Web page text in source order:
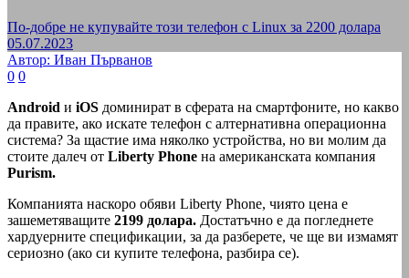
По-добре не купувайте този телефон с Linux за 2200 долара
05.07.2023
Автор: Иван Първанов
0 0
Android и iOS доминират в сферата на смартфоните, но какво
да правите, ако искате телефон с алтернативна операционна
система? За щастие има няколко устройства, но ви молим да
стоите далеч от Liberty Phone на американската компания
Purism.
Компанията наскоро обяви Liberty Phone, чиято цена е
зашеметяващите 2199 долара. Достатъчно е да погледнете
хардуерните спецификации, за да разберете, че ще ви измамят
сериозно (ако си купите телефона, разбира се).